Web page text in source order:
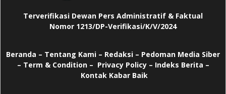
Terverifikasi Dewan Pers Administratif & Faktual
Nomor 1213/DP-Verifikasi/K/V/2024
Beranda – Tentang Kami – Redaksi – Pedoman Media Siber
– Term & Condition – Privacy Policy– Indeks Berita –
Kontak Kabar Baik